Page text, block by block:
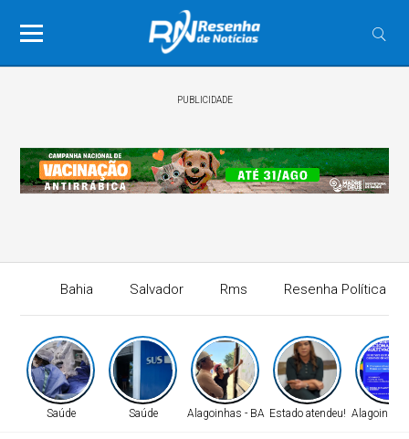
PUBLICIDADE
Bahia Salvador Rms Resenha Política
Saúde Saúde Alagoinhas - BA Estado atendeu! Alagoinhas